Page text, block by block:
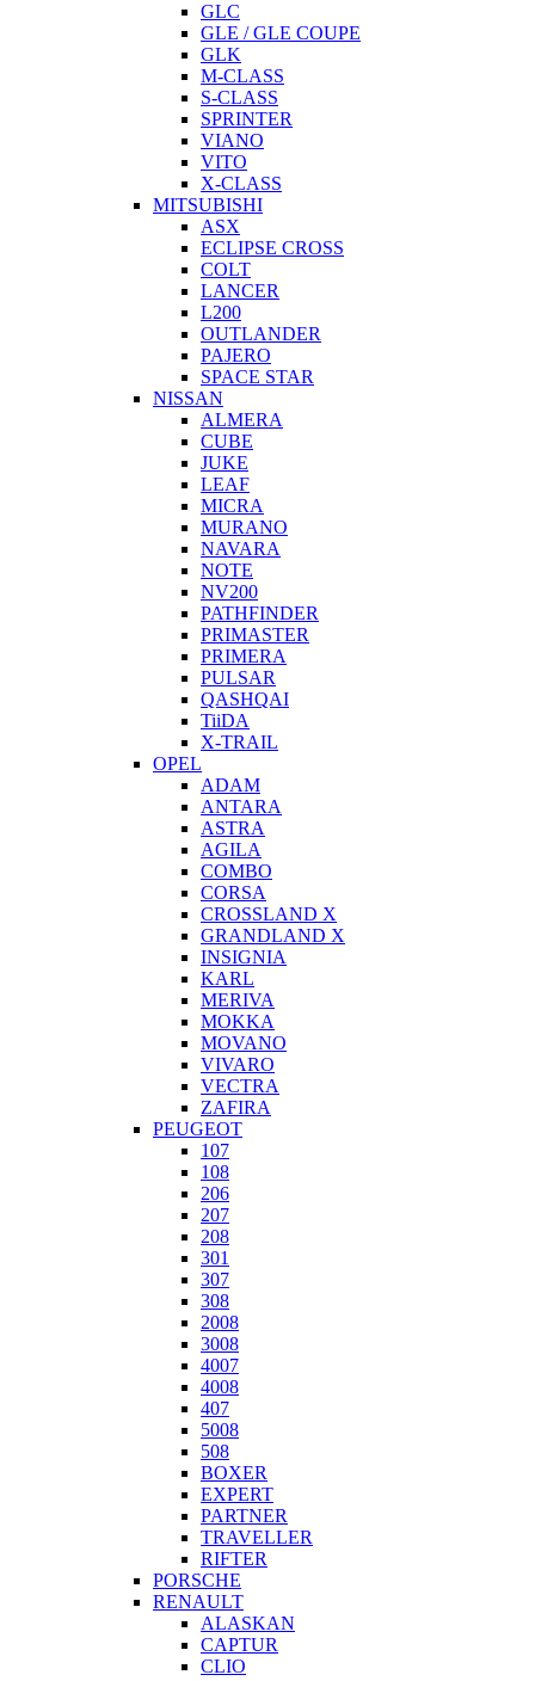
GLC
GLE / GLE COUPE
GLK
M-CLASS
S-CLASS
SPRINTER
VIANO
VITO
X-CLASS
MITSUBISHI
ASX
ECLIPSE CROSS
COLT
LANCER
L200
OUTLANDER
PAJERO
SPACE STAR
NISSAN
ALMERA
CUBE
JUKE
LEAF
MICRA
MURANO
NAVARA
NOTE
NV200
PATHFINDER
PRIMASTER
PRIMERA
PULSAR
QASHQAI
TiiDA
X-TRAIL
OPEL
ADAM
ANTARA
ASTRA
AGILA
COMBO
CORSA
CROSSLAND X
GRANDLAND X
INSIGNIA
KARL
MERIVA
MOKKA
MOVANO
VIVARO
VECTRA
ZAFIRA
PEUGEOT
107
108
206
207
208
301
307
308
2008
3008
4007
4008
407
5008
508
BOXER
EXPERT
PARTNER
TRAVELLER
RIFTER
PORSCHE
RENAULT
ALASKAN
CAPTUR
CLIO